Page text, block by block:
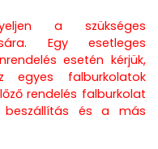
a szükséges
Egy esetleges
esetén kérjük,
egyes falburkolatok
rendelés falburkolat
beszállítás és a más